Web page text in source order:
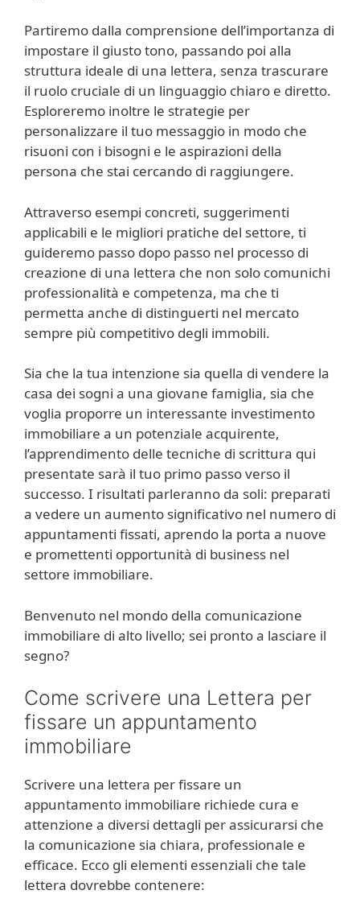
Partiremo dalla comprensione dell’importanza di
impostare il giusto tono, passando poi alla
struttura ideale di una lettera, senza trascurare
il ruolo cruciale di un linguaggio chiaro e diretto.
Esploreremo inoltre le strategie per
personalizzare il tuo messaggio in modo che
risuoni con i bisogni e le aspirazioni della
persona che stai cercando di raggiungere.
Attraverso esempi concreti, suggerimenti
applicabili e le migliori pratiche del settore, ti
guideremo passo dopo passo nel processo di
creazione di una lettera che non solo comunichi
professionalità e competenza, ma che ti
permetta anche di distinguerti nel mercato
sempre più competitivo degli immobili.
Sia che la tua intenzione sia quella di vendere la
casa dei sogni a una giovane famiglia, sia che
voglia proporre un interessante investimento
immobiliare a un potenziale acquirente,
l’apprendimento delle tecniche di scrittura qui
presentate sarà il tuo primo passo verso il
successo. I risultati parleranno da soli: preparati
a vedere un aumento significativo nel numero di
appuntamenti fissati, aprendo la porta a nuove
e promettenti opportunità di business nel
settore immobiliare.
Benvenuto nel mondo della comunicazione
immobiliare di alto livello; sei pronto a lasciare il
segno?
Come scrivere una Lettera per
fissare un appuntamento
immobiliare
Scrivere una lettera per fissare un
appuntamento immobiliare richiede cura e
attenzione a diversi dettagli per assicurarsi che
la comunicazione sia chiara, professionale e
efficace. Ecco gli elementi essenziali che tale
lettera dovrebbe contenere: